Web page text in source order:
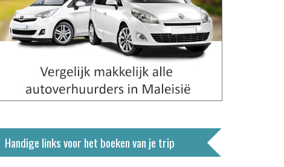
Handige links voor het boeken van je trip